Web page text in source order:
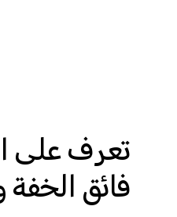
تعرف على
فائق الخفة